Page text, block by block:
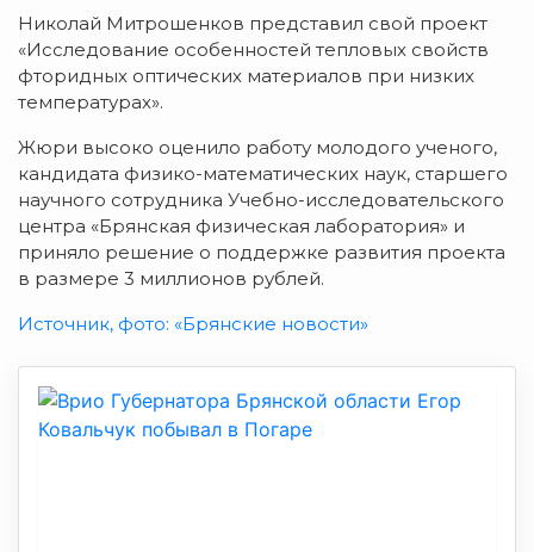
Николай Митрошенков представил свой проект
«Исследование особенностей тепловых свойств
фторидных оптических материалов при низких
температурах».
Жюри высоко оценило работу молодого ученого,
кандидата физико-математических наук, старшего
научного сотрудника Учебно-исследовательского
центра «Брянская физическая лаборатория» и
приняло решение о поддержке развития проекта
в размере 3 миллионов рублей.
Источник, фото: «Брянские новости»